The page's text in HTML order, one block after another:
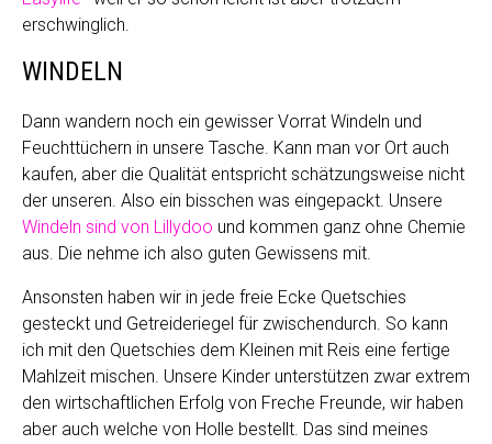
erschwinglich.
WINDELN
Dann wandern noch ein gewisser Vorrat Windeln und
Feuchttüchern in unsere Tasche. Kann man vor Ort auch
kaufen, aber die Qualität entspricht schätzungsweise nicht
der unseren. Also ein bisschen was eingepackt. Unsere
Windeln sind von Lillydoo und kommen ganz ohne Chemie
aus. Die nehme ich also guten Gewissens mit.
Ansonsten haben wir in jede freie Ecke Quetschies
gesteckt und Getreideriegel für zwischendurch. So kann
ich mit den Quetschies dem Kleinen mit Reis eine fertige
Mahlzeit mischen. Unsere Kinder unterstützen zwar extrem
den wirtschaftlichen Erfolg von Freche Freunde, wir haben
aber auch welche von Holle bestellt. Das sind meines